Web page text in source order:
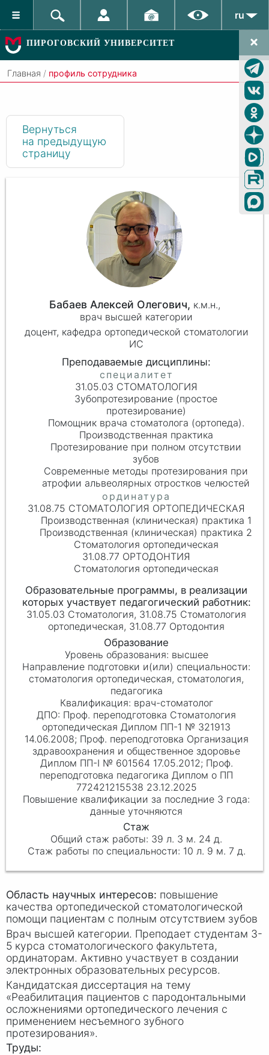
ru
ПИРОГОВСКИЙ УНИВЕРСИТЕТ
Главная / профиль сотрудника
Вернуться
на предыдущую
страницу
Бабаев Алексей Олегович, к.м.н.,
врач высшей категории
доцент, кафедра ортопедической стоматологии
ИС
31.05.03 СТОМАТОЛОГИЯ
Зубопротезирование (простое
протезирование)
Помощник врача стоматолога (ортопеда).
Производственная практика
Протезирование при полном отсутствии
зубов
Современные методы протезирования при
атрофии альвеолярных отростков челюстей
31.08.75 СТОМАТОЛОГИЯ ОРТОПЕДИЧЕСКАЯ
Производственная (клиническая) практика 1
Производственная (клиническая) практика 2
Стоматология ортопедическая
31.08.77 ОРТОДОНТИЯ
Стоматология ортопедическая
31.05.03 Стоматология, 31.08.75 Стоматология
ортопедическая, 31.08.77 Ортодонтия
высшее
стоматология ортопедическая, стоматология,
педагогика
врач-стоматолог
Проф. переподготовка Стоматология
ортопедическая Диплом ПП-1 № 321913
14.06.2008; Проф. переподготовка Организация
здравоохранения и общественное здоровье
Диплом ПП-I № 601564 17.05.2012; Проф.
переподготовка педагогика Диплом о ПП
772421215538 23.12.2025
данные уточняются
39 л. 3 м. 24 д.
10 л. 9 м. 7 д.
Область научных интересов: повышение
качества ортопедической стоматологической
помощи пациентам с полным отсутствием зубов
Врач высшей категории. Преподает студентам 3-
5 курса стоматологического факультета,
ординаторам. Активно участвует в создании
электронных образовательных ресурсов.
Кандидатская диссертация на тему
«Реабилитация пациентов с пародонтальными
осложнениями ортопедического лечения с
применением несъемного зубного
протезирования».
Труды: